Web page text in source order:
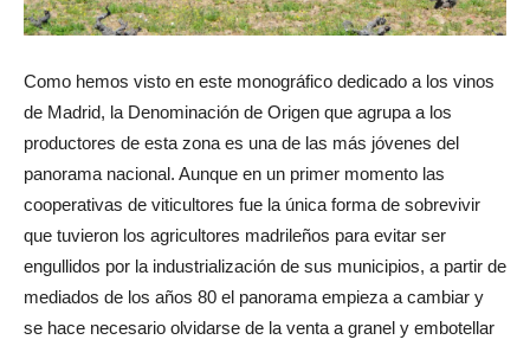
Como hemos visto en este monográfico dedicado a los vinos
de Madrid, la Denominación de Origen que agrupa a los
productores de esta zona es una de las más jóvenes del
panorama nacional. Aunque en un primer momento las
cooperativas de viticultores fue la única forma de sobrevivir
que tuvieron los agricultores madrileños para evitar ser
engullidos por la industrialización de sus municipios, a partir de
mediados de los años 80 el panorama empieza a cambiar y
se hace necesario olvidarse de la venta a granel y embotellar